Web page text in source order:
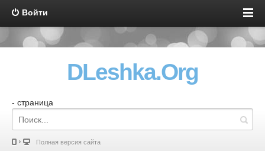
Войти
DLeshka.Org
- страница
Полная версия сайта